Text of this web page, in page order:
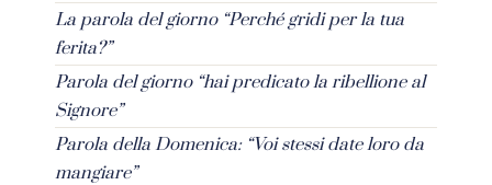
La parola del giorno “Perché gridi per la tua
ferita?”
Parola del giorno “hai predicato la ribellione al
Signore”
Parola della Domenica: “Voi stessi date loro da
mangiare”